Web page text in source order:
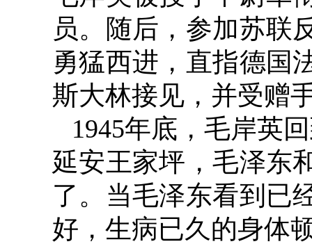
员。随后，参加苏联
勇猛西进，直指德国
斯大林接见，并受赠
1945年底，毛岸英
延安王家坪，毛泽东
了。当毛泽东看到已
好，生病已久的身体